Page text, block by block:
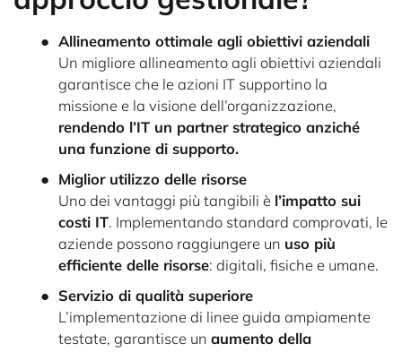
Uno dei vantaggi più tangibili èl’impatto sui
costi IT
. Implementando standard comprovati, le
aziende possono raggiungere un uso più
efficiente delle risorse
: digitali, fisiche e umane.
Servizio di qualità superiore
L’implementazione di linee guida ampiamente
testate, garantisce unaumento della
soddisfazione degli utenti
Trasparenza e collaborazione
Con un approccio di questo tipo, le aziende
ottengono una maggiorevisibilità su costi e
asset dell’IT. Questa trasparenza promuove un
processo decisionale più informato
una migliore comprensione e collaborazione tra
i team